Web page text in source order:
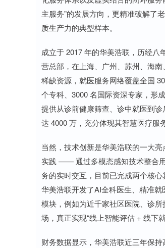
主服务”的发展方向，更精准破解了
质生产力的典型样本。
成立于 2017 年的华美浩联，历经八
营总部，在上海、广州、苏州、海
稀缺资源，就医服务网络覆盖全国
个专科、3000 名国际资深专家，形
提供从诊前健康筛查、诊中就医到
达 4000 万，充分体现其智慧医疗服
当然，技术创新是华美浩联的一大
实践 —— 通过多模态感知技术整合
务的实时交互，目前已完成两个核
华美浩联开发了AI全科医生、精准
模块，例如为近千家社区医院、诊
场，真正实现“线上智能评估 + 线下
财务数据显示，华美浩联近三年保